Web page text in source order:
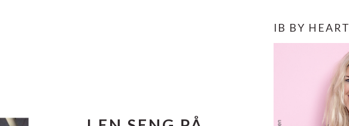
PRIMÆR
IB BY HEART